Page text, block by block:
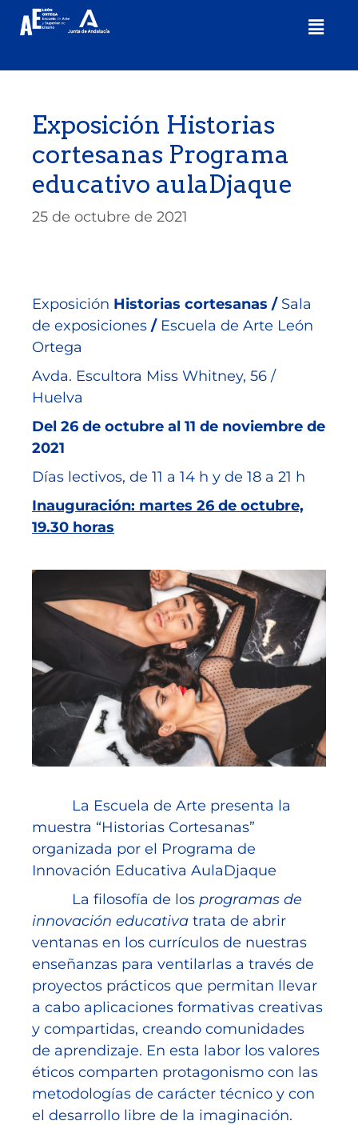
Exposición Historias
cortesanas Programa
educativo aulaDjaque
25 de octubre de 2021
Exposición Historias cortesanas / Sala
de exposiciones / Escuela de Arte León
Ortega
Avda. Escultora Miss Whitney, 56 /
Huelva
Del 26 de octubre al 11 de noviembre de
2021
Días lectivos, de 11 a 14 h y de 18 a 21 h
Inauguración: martes 26 de octubre,
19.30 horas
La Escuela de Arte presenta la
muestra “Historias Cortesanas”
organizada por el Programa de
Innovación Educativa AulaDjaque
La filosofía de los programas de
innovación educativa trata de abrir
ventanas en los currículos de nuestras
enseñanzas para ventilarlas a través de
proyectos prácticos que permitan llevar
a cabo aplicaciones formativas creativas
y compartidas, creando comunidades
de aprendizaje. En esta labor los valores
éticos comparten protagonismo con las
metodologías de carácter técnico y con
el desarrollo libre de la imaginación.